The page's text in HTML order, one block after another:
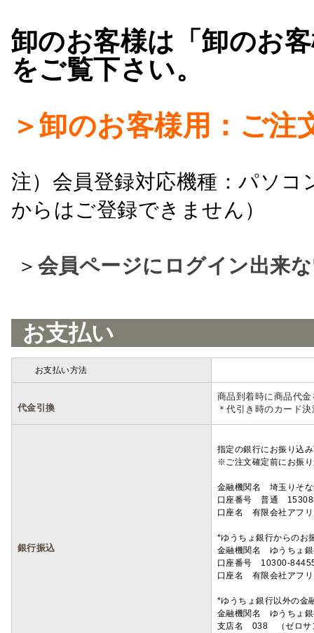
卸のお客様は「卸のお
をご覧下さい。
＞卸のお客様用：ご注
注）会員登録対応機種：パソ
からはご登録できません）
＞ 会員ページにログイン出来
お支払い
お支払い方法
代金引換
商品到着時に商品代
＊代引き時のカード
銀行振込
指定の銀行にお振り込
※ご注文確定前にお振
金融機関名 埼玉りそ
口座番号 普通
口座名 有限会社アフ
*ゆうちょ銀行からのお
金融機関名 ゆうちょ
口座番号 10300-
口座名 有限会社アフ
*ゆうちょ銀行以外の金
金融機関名 ゆうちょ
支店名 038 （ゼロサ